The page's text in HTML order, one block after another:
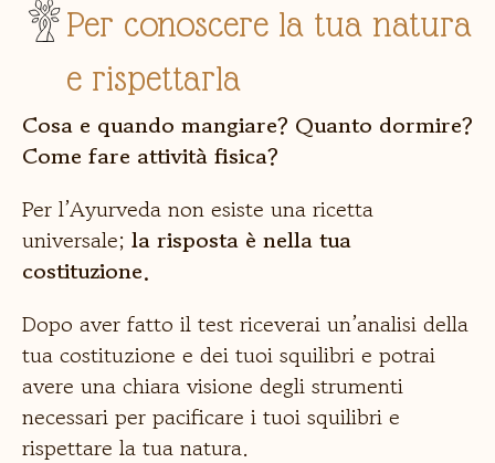
Per conoscere la tua natura
e rispettarla
Cosa e quando mangiare? Quanto dormire?
Come fare attività fisica?
Per l’Ayurveda non esiste una ricetta
universale; la risposta è nella tua
costituzione.
Dopo aver fatto il test riceverai un’analisi della
tua costituzione e dei tuoi squilibri e potrai
avere una chiara visione degli strumenti
necessari per pacificare i tuoi squilibri e
rispettare la tua natura.